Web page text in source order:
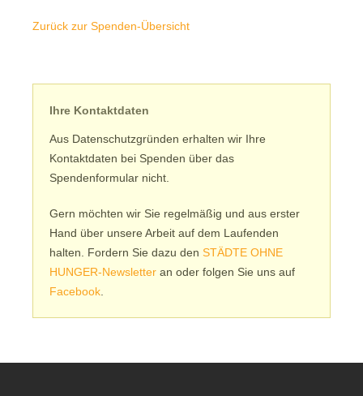
Zurück zur Spenden-Übersicht
Ihre Kontaktdaten
Aus Datenschutzgründen erhalten wir Ihre
Kontaktdaten bei Spenden über das
Spendenformular nicht.
Gern möchten wir Sie regelmäßig und aus erster
Hand über unsere Arbeit auf dem Laufenden
halten. Fordern Sie dazu den STÄDTE OHNE
HUNGER-Newsletter an oder folgen Sie uns auf
Facebook